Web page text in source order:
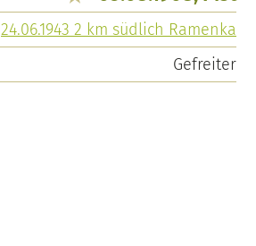
24.06.1943 2 km südlich Ramenka
Gefreiter